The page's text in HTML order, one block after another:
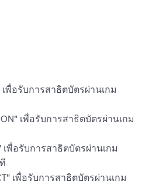
เพื่อรับการสาธิตบัตรผ่านเกม
เพื่อรับการสาธิตบัตรผ่านเกม
เพื่อรับการสาธิตบัตรผ่านเกม
เพื่อรับการสาธิตบัตรผ่านเกม